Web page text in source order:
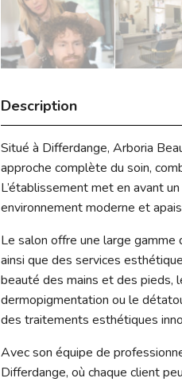
Description
Situé à Differdange, Arboria
approche complète du soin,
L’établissement met en avant
environnement moderne et
Le salon offre une large gamme
ainsi que des services
beauté des mains et des pieds,
dermopigmentation ou le
des traitements esthétiques
Avec son équipe de
Differdange, où chaque client